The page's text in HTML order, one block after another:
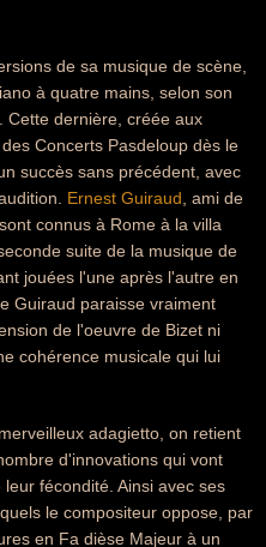
de sa musique de scène,
à quatre mains, selon son
Cette dernière, créée aux
Concerts Pasdeloup dès le
succès sans précédent, avec
Ernest Guiraud , ami de
connus à Rome à la villa
suite de la musique de
jouées l'une après l'autre en
Guiraud paraisse vraiment
de l'oeuvre de Bizet ni
cohérence musicale qui lui
adagietto, on retient
d'innovations qui vont
fécondité. Ainsi avec ses
le compositeur oppose, par
en Fa dièse Majeur à un